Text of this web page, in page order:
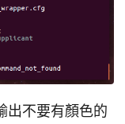
出不要有顏色的